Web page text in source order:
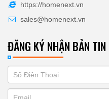
https://homenext.vn
sales@homenext.vn
ĐĂNG KÝ NHẬN BẢN TIN
ĐĂNG
KÝ
you
are